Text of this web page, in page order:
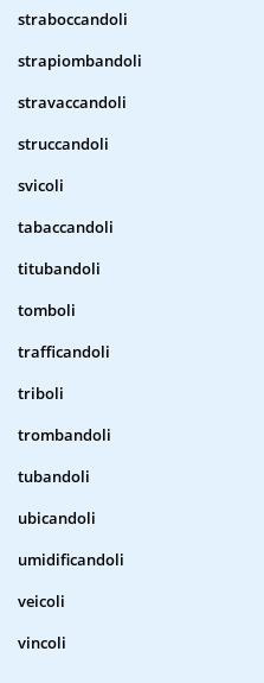
straboccandoli
strapiombandoli
stravaccandoli
struccandoli
svicoli
tabaccandoli
titubandoli
tomboli
trafficandoli
triboli
trombandoli
tubandoli
ubicandoli
umidificandoli
veicoli
vincoli